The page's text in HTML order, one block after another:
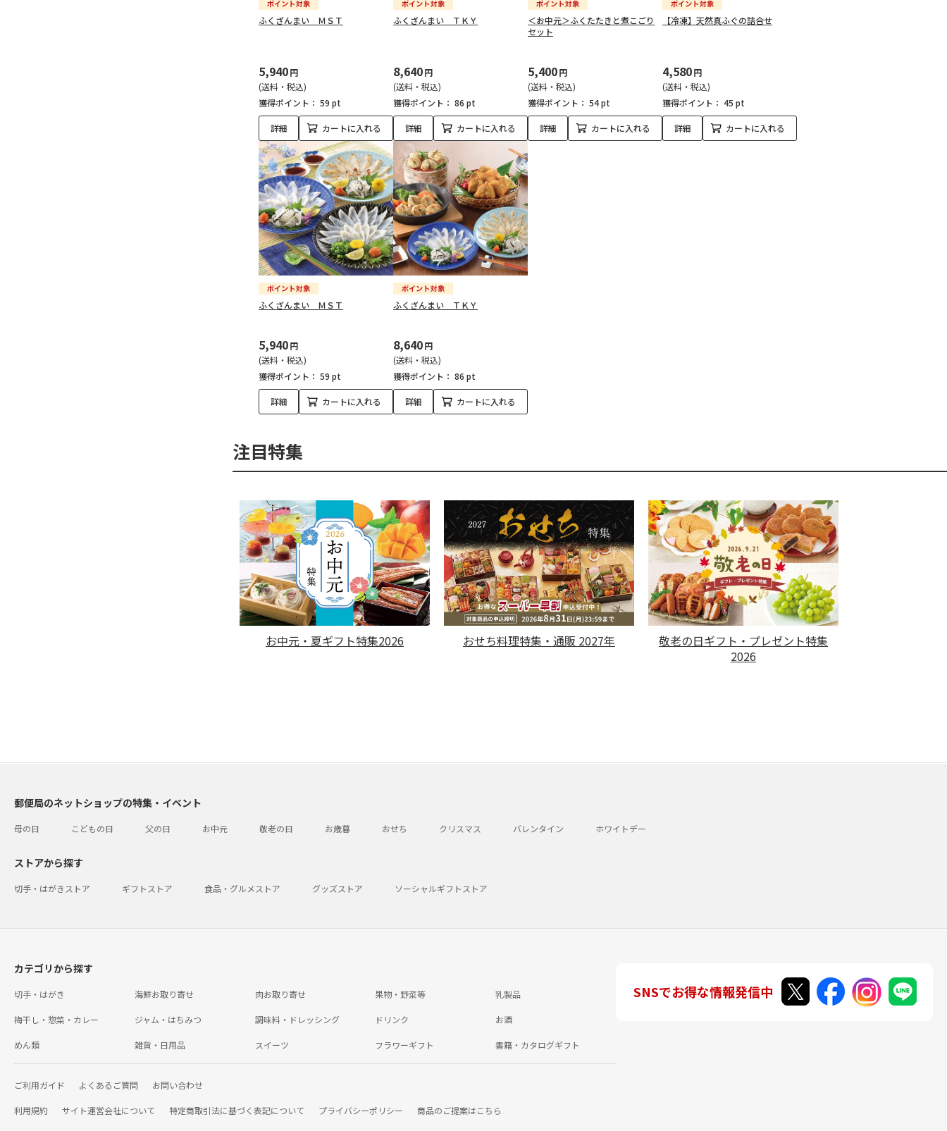
ふくざんまい ＭＳＴ
5,940円
(送料・税込)
獲得ポイント： 59 pt
詳細 カートに入れる
ふくざんまい ＴＫＹ
8,640円
(送料・税込)
獲得ポイント： 86 pt
詳細 カートに入れる
＜お中元＞ふくたたきと煮こごり
セット
5,400円
(送料・税込)
獲得ポイント： 54 pt
詳細 カートに入れる
【冷凍】天然真ふぐの詰合せ
4,580円
(送料・税込)
獲得ポイント： 45 pt
詳細 カートに入れる
ふくざんまい ＭＳＴ
5,940円
(送料・税込)
獲得ポイント： 59 pt
詳細 カートに入れる
ふくざんまい ＴＫＹ
8,640円
(送料・税込)
獲得ポイント： 86 pt
詳細 カートに入れる
注目特集
お中元・夏ギフト特集2026 おせち料理特集・通販 2027年
敬老の日ギフト・プレゼント特集
2026
郵便局のネットショップの特集・イベント
母の日 こどもの日 父の日 お中元 敬老の日 お歳暮 おせち クリスマス バレンタイン ホワイトデー
ストアから探す
切手・はがきストア ギフトストア 食品・グルメストア グッズストア ソーシャルギフトストア
カテゴリから探す
切手・はがき 海鮮お取り寄せ 肉お取り寄せ 果物・野菜等 乳製品
梅干し・惣菜・カレー ジャム・はちみつ 調味料・ドレッシング ドリンク お酒
めん類 雑貨・日用品 スイーツ フラワーギフト 書籍・カタログギフト
ご利用ガイド よくあるご質問 お問い合わせ
利用規約 サイト運営会社について 特定商取引法に基づく表記について プライバシーポリシー 商品のご提案はこちら
SNSでお得な情報発信中